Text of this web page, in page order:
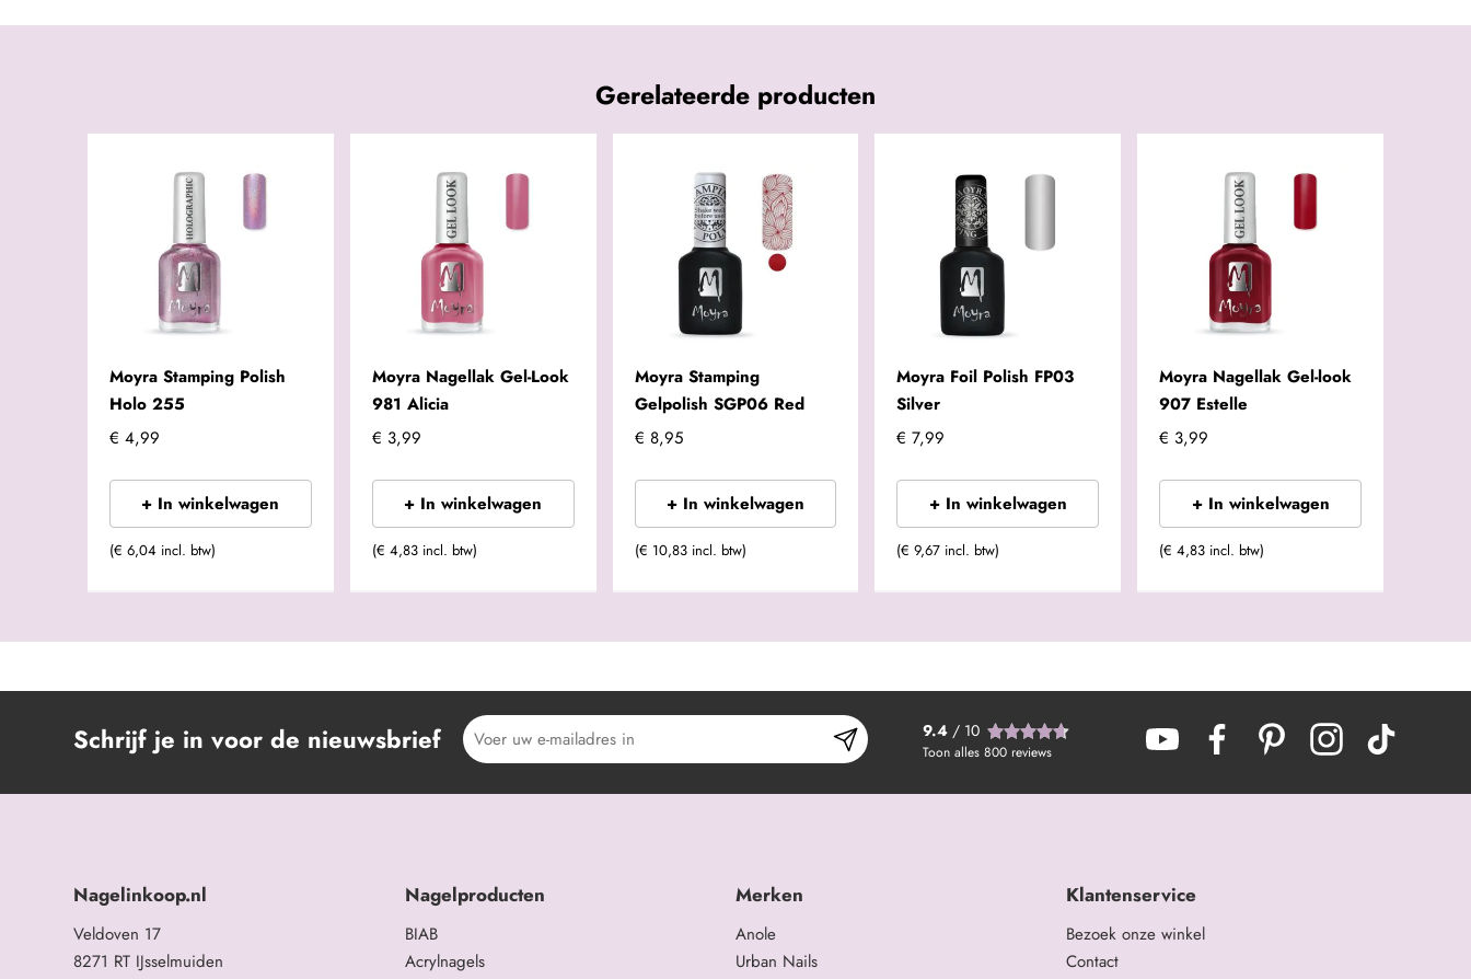
Gerelateerde producten
Moyra Stamping Polish
Holo 255
€ 4,99
+ In winkelwagen
(€ 6,04 incl. btw)
Moyra Nagellak Gel-Look
981 Alicia
€ 3,99
+ In winkelwagen
(€ 4,83 incl. btw)
Moyra Stamping
Gelpolish SGP06 Red
€ 8,95
+ In winkelwagen
(€ 10,83 incl. btw)
Moyra Foil Polish FP03
Silver
€ 7,99
+ In winkelwagen
(€ 9,67 incl. btw)
Moyra Nagellak Gel-look
907 Estelle
€ 3,99
+ In winkelwagen
(€ 4,83 incl. btw)
Schrijf je in voor de nieuwsbrief 9.4/ 10
Toon alles 800 reviews
Nagelinkoop.nl
Veldoven 17
8271 RT IJsselmuiden
Nagelproducten
BIAB
Acrylnagels
Merken
Anole
Urban Nails
Klantenservice
Bezoek onze winkel
Contact